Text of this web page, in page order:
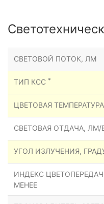
СВЕТОВОЙ ПОТОК, ЛМ
ТИП КСС *
ЦВЕТОВАЯ
СВЕТОВАЯ ОТДАЧА, ЛМ/
УГОЛ ИЗЛУЧЕНИЯ,
ИНДЕКС
МЕНЕЕ